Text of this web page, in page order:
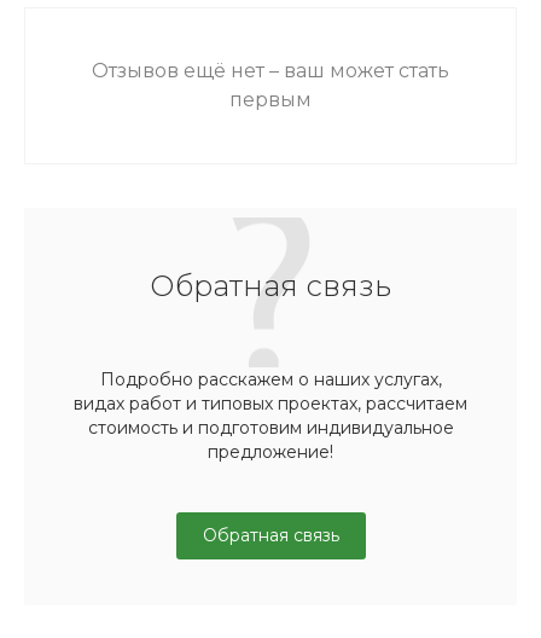
Отзывов ещё нет – ваш может стать
первым
Обратная связь
Подробно расскажем о наших услугах,
видах работ и типовых проектах, рассчитаем
стоимость и подготовим индивидуальное
предложение!
Обратная связь